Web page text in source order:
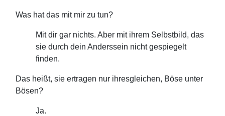
Was hat das mit mir zu tun?
Mit dir gar nichts. Aber mit ihrem Selbstbild, das
sie durch dein Anderssein nicht gespiegelt
finden.
Das heißt, sie ertragen nur ihresgleichen, Böse unter
Bösen?
Ja.